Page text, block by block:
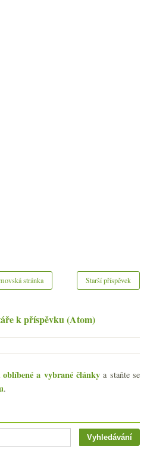
Starší příspěvek
stránka
k příspěvku (Atom)
oblíbené a vybrané články a staňte se
.